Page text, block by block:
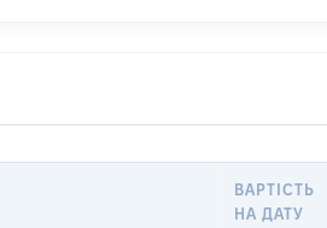
ВАРТІСТЬ
НА ДАТУ